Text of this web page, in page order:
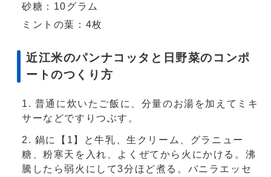
砂糖：10グラム
ミントの葉：4枚
近江米のパンナコッタと日野菜のコンポ
ートのつくり方
普通に炊いたご飯に、分量のお湯を加えてミキ
サーなどですりつぶす。
鍋に【1】と牛乳、生クリーム、グラニュー
糖、粉寒天を入れ、よくぜてから火にかける。沸
騰したら弱火にして3分ほど煮る。バニラエッセ